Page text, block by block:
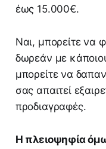
έως 15.000€.
Ναι, μπορείτε να
δωρεάν με
μπορείτε να
σας απαιτεί
προδιαγραφές.
Η πλειοψηφία